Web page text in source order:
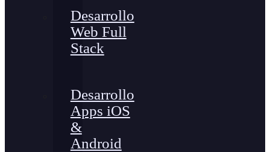
Desarrollo
Web Full
Stack
Desarrollo
Apps iOS
&
Android